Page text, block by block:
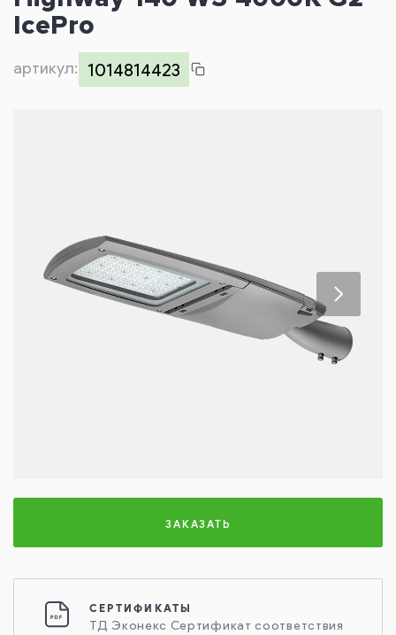
Контакты
IcePro
артикул: 1014814423
ЗАКАЗАТЬ
СЕРТИФИКАТЫ
ТД Эконекс Сертификат соответствия